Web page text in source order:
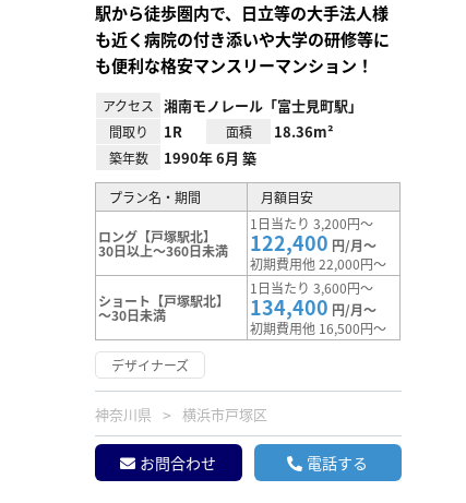
駅から徒歩圏内で、日立等の大手法人様
も近く病院の付き添いや大学の研修等に
も便利な格安マンスリーマンション！
アクセス 湘南モノレール「富士見町駅」
間取り 1R 面積 18.36m²
築年数 1990年 6月 築
プラン名・期間 月額目安
ロング【戸塚駅北】
30日以上～360日未満
1日当たり 3,200円～
122,400 円/月～
初期費用他 22,000円～
ショート【戸塚駅北】
～30日未満
1日当たり 3,600円～
134,400 円/月～
初期費用他 16,500円～
デザイナーズ
神奈川県 横浜市戸塚区
お問合わせ 電話する